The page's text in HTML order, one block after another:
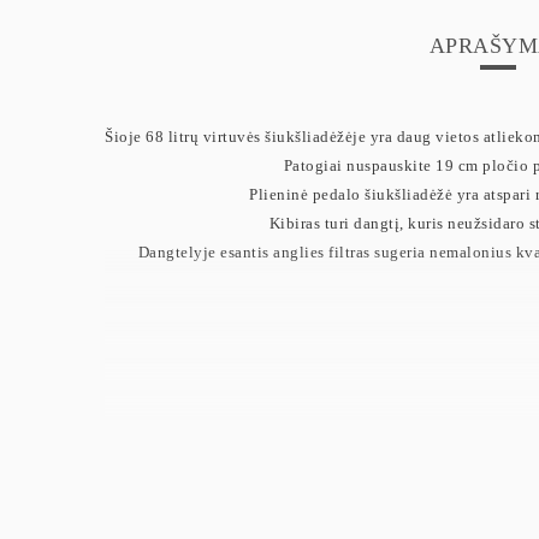
Šioje 68 litrų virtuvės šiukšliadėžėje yra daug vietos
Patogiai nuspauskite 19 cm pločio
Plieninė pedalo šiukšliadėžė yra
Kibiras turi dangtį, kuris neužsidaro
Dangtelyje esantis anglies filtras sugeria nemalonius